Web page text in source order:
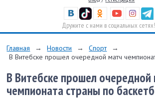
Дружите с нами в социальных сетях!
Главная → Новости → Спорт
→
В Витебске прошел очередной матч
В Витебске прошел очередной
чемпионата страны по